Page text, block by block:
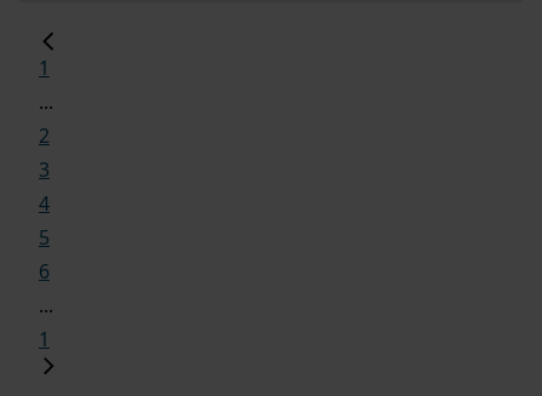
1
...
2
3
4
5
6
...
1